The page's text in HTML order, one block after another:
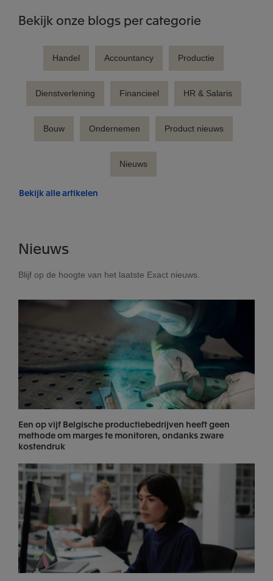
Bekijk onze blogs per categorie
Handel Accountancy Productie
Dienstverlening Financieel HR & Salaris
Bouw Ondernemen Product nieuws
Nieuws
Bekijk alle artikelen
Nieuws
Blijf op de hoogte van het laatste Exact nieuws.
Een op vijf Belgische productiebedrijven heeft geen
methode om marges te monitoren, ondanks zware
kostendruk